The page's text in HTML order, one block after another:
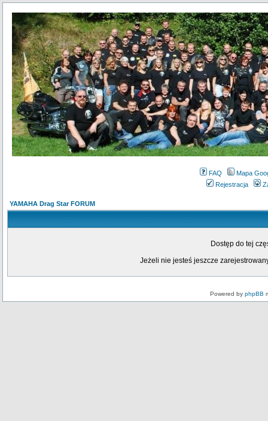
FAQ
Mapa
Rejestracja
YAMAHA Drag Star FORUM
Dostęp do tej
Jeżeli nie jesteś jeszcze
Powered by phpBB